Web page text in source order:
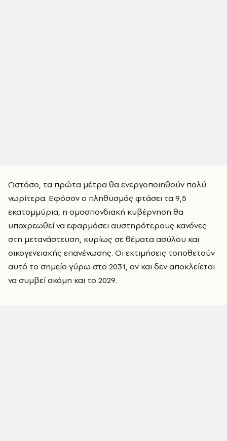
Ωστόσο, τα πρώτα μέτρα θα ενεργοποιηθούν πολύ
νωρίτερα. Εφόσον ο πληθυσμός φτάσει τα 9,5
εκατομμύρια, η ομοσπονδιακή κυβέρνηση θα
υποχρεωθεί να εφαρμόσει αυστηρότερους κανόνες
στη μετανάστευση, κυρίως σε θέματα ασύλου και
οικογενειακής επανένωσης. Οι εκτιμήσεις τοποθετούν
αυτό το σημείο γύρω στο 2031, αν και δεν αποκλείεται
να συμβεί ακόμη και το 2029.